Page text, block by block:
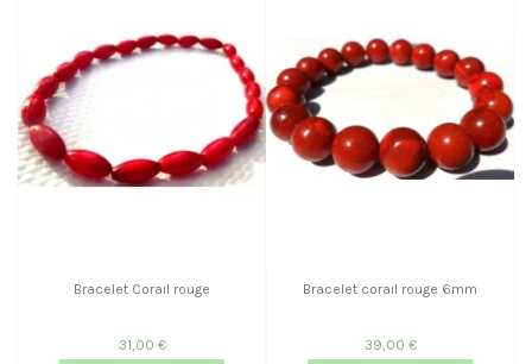
Bracelet Corail rouge
31,00 €
Bracelet corail rouge 6mm
39,00 €